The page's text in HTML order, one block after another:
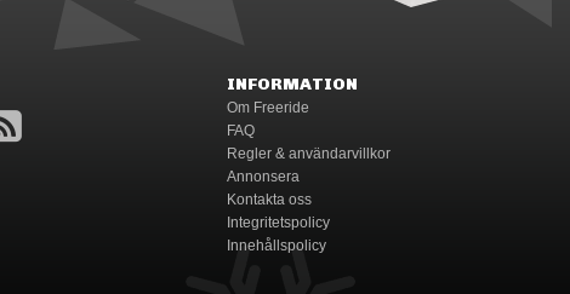
INFORMATION
Om Freeride
FAQ
Regler & användarvillkor
Annonsera
Kontakta oss
Integritetspolicy
Innehållspolicy